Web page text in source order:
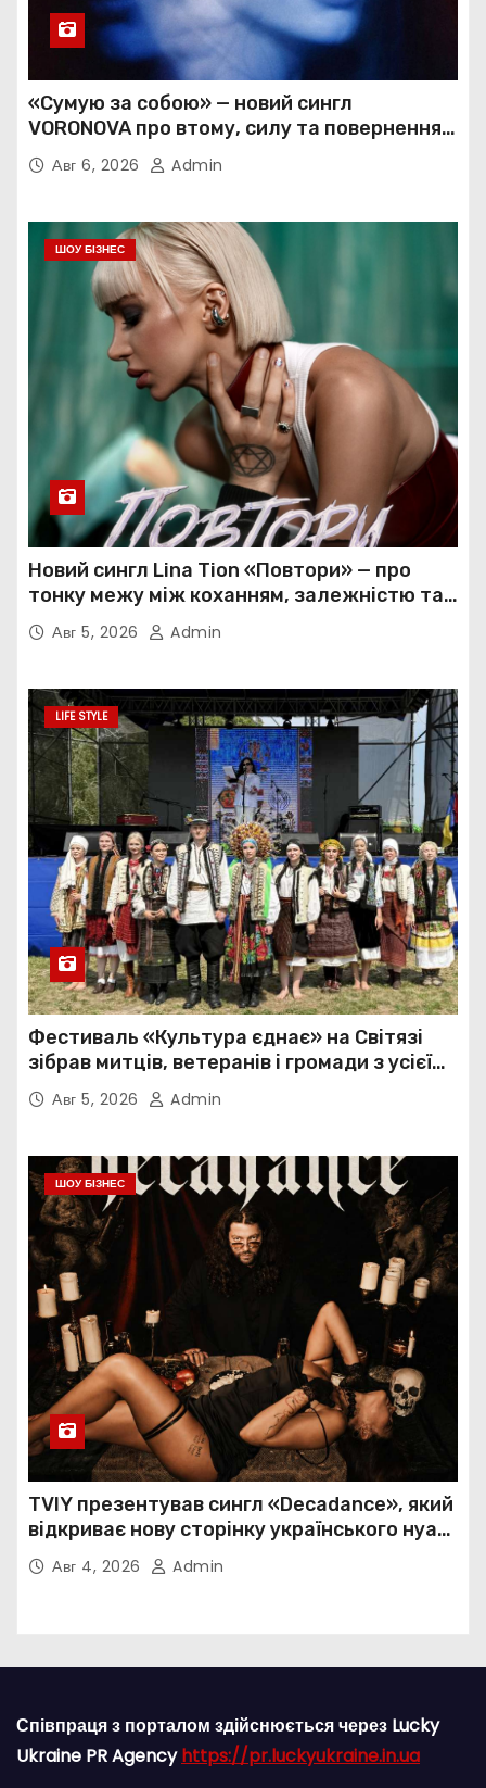
«Сумую за собою» — новий сингл
VORONOVA про втому, силу та повернення
до себе
Авг 6, 2026 Admin
ШОУ БІЗНЕС
Новий сингл Lina Tion «Повтори» — про
тонку межу між коханням, залежністю та
нав’язливою прив’язаністю
Авг 5, 2026 Admin
LIFE STYLE
Фестиваль «Культура єднає» на Світязі
зібрав митців, ветеранів і громади з усієї
України
Авг 5, 2026 Admin
ШОУ БІЗНЕС
TVIY презентував сингл «Decadance», який
відкриває нову сторінку українського нуар-
попуАвг 4, 2026 Admin
Співпраця з порталом здійснюється через Lucky
Ukraine PR Agencyhttps://pr.luckyukraine.in.ua